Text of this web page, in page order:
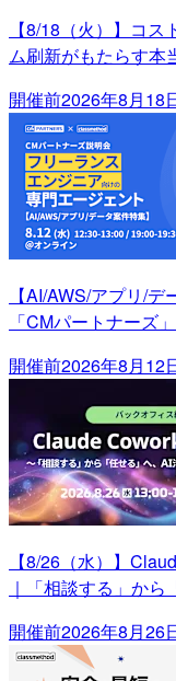
【8/18（火）】コ
ム刷新がもたらす本
開催前2026年8月18
【AI/AWS/アプリ/
「CMパートナーズ
開催前2026年8月12
【8/26（水）】
｜「相談する」か
開催前2026年8月26